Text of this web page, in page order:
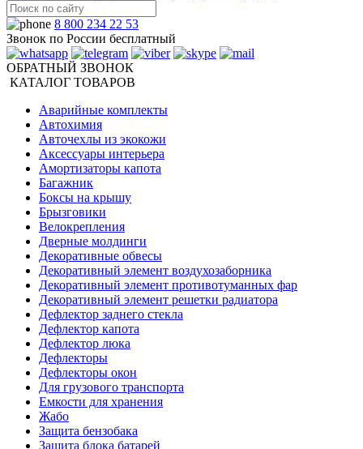
8 800 234 22 53
Звонок по России бесплатный
ОБРАТНЫЙ ЗВОНОК
КАТАЛОГ ТОВАРОВ
Аварийные комплекты
Автохимия
Авточехлы из экокожи
Аксессуары интерьера
Амортизаторы капота
Багажник
Боксы на крышу
Брызговики
Велокрепления
Дверные молдинги
Декоративные обвесы
Декоративный элемент воздухозаборника
Декоративный элемент противотуманных фар
Декоративный элемент решетки радиатора
Дефлектор заднего стекла
Дефлектор капота
Дефлектор люка
Дефлекторы
Дефлекторы окон
Для грузового транспорта
Емкости для хранения
Жабо
Защита бензобака
Защита блока батарей